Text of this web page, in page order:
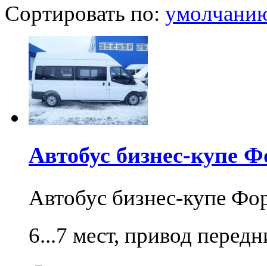
Сортировать по:
Автобус бизнес-купе
Автобус бизнес-купе
6...7 мест, привод